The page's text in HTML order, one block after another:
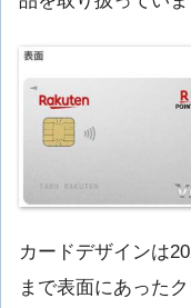
カードデザインは
まで表面にあった